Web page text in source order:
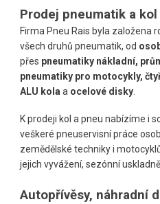
Prodej pneumatik a kol
Firma Pneu Rais byla založena
všech druhů pneumatik, od
přes pneumatiky nákladní,
pneumatiky pro motocykly,
ALU kolaa ocelové disky.
K prodeji kol a pneu nabízíme i
veškeré pneuservisní práce
zemědělské techniky i
jejich vyvážení, sezónní
Autopřívěsy, náhradní